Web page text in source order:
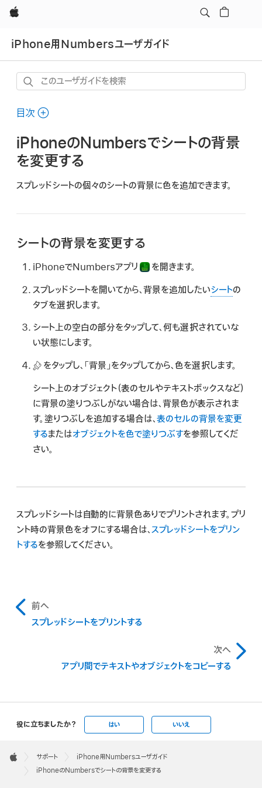
Apple
iPhone用Numbersユーザガイド
こ
ユ
ザ
ガ
ド
検
目次
iPhoneのNumbersでシートの背景
を変更する
スプレッドシートの個々のシートの背景に色を追加できます。
シートの背景を変更する
iPhoneでNumbersアプリ
を開きます。
スプレッドシートを開いてから、背景を追加したいシートの
タブを選択します。
シート上の空白の部分をタップして、何も選択されていな
い状態にします。
をタップし、「背景」をタップしてから、色を選択します。
シート上のオブジェクト（表のセルやテキストボックスなど）
に背景の塗りつぶしがない場合は、背景色が表示されま
す。塗りつぶしを追加する場合は、表のセルの背景を変更
するまたはオブジェクトを色で塗りつぶすを参照してくだ
さい。
スプレッドシートは自動的に背景色ありでプリントされます。プリ
ント時の背景色をオフにする場合は、スプレッドシートをプリン
トするを参照してください。
前へ
スプレッドシートをプリントする
次へ
アプリ間でテキストやオブジェクトをコピーする
役に立ちましたか？ はい いいえ
Footer

Apple
サポート
iPhone用Numbersユーザガイド
iPhoneのNumbersでシートの背景を変更する